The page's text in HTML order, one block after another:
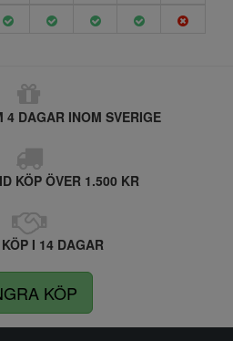
4 DAGAR INOM SVERIGE
KÖP ÖVER 1.500 KR
I 14 DAGAR
KÖP